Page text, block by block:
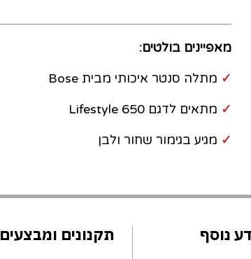
מאפיינים בולטים:
✓ מתלה סנטר איכותי מבית Bose
✓ מתאים לדגם Lifestyle 650
✓ מגיע בגימור שחור ולבן
נוסף תקנונים ומבצעים